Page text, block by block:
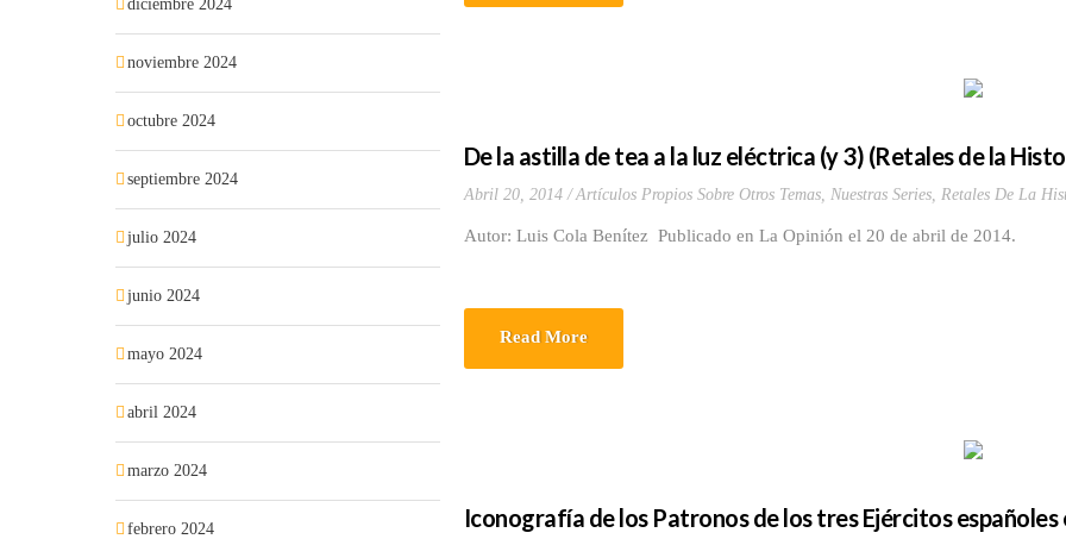
De la astilla de tea a la luz eléctrica (y 3) (Retales de la
Abril 20, 2014 Artículos Propios Sobre Otros Temas, Nuestras Series, Retales De La
Autor: Luis Cola Benítez Publicado en La Opinión el 20 de abril de 2014.
Read More
Iconografía de los Patronos de los tres Ejércitos españoles
diciembre 2024
noviembre 2024
octubre 2024
septiembre 2024
julio 2024
junio 2024
mayo 2024
abril 2024
marzo 2024
febrero 2024